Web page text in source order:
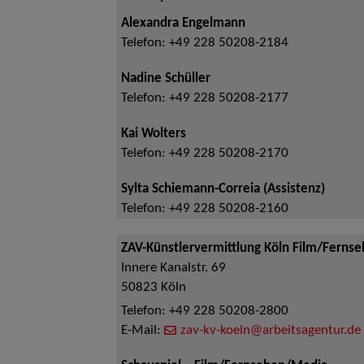
Alexandra Engelmann
Telefon: +49 228 50208-2184
Nadine Schüller
Telefon: +49 228 50208-2177
Kai Wolters
Telefon: +49 228 50208-2170
Sylta Schiemann-Correia (Assistenz)
Telefon: +49 228 50208-2160
ZAV-Künstlervermittlung Köln Film/
Innere Kanalstr. 69
50823 Köln
Telefon: +49 228 50208-2800
E-Mail:
zav-kv-koeln@arbeitsagentur.de